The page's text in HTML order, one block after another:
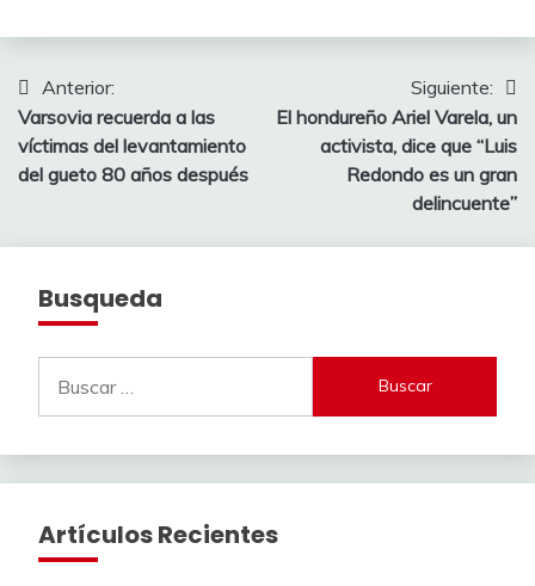
Navegación
de
entradas
Anterior:
Varsovia recuerda a las
víctimas del levantamiento
del gueto 80 años después
Siguiente:
El hondureño Ariel Varela, un
activista, dice que “Luis
Redondo es un gran
delincuente”
Busqueda
Artículos Recientes